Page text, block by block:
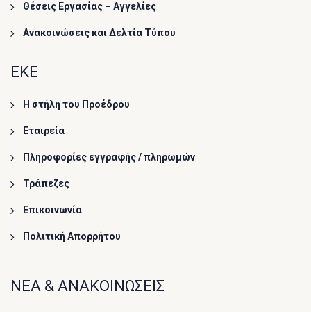
Θέσεις Εργασίας – Αγγελίες
Ανακοινώσεις και Δελτία Τύπου
ΕΚΕ
Η στήλη του Προέδρου
Εταιρεία
Πληροφορίες εγγραφής / πληρωμών
Τράπεζες
Επικοινωνία
Πολιτική Απορρήτου
ΝΕΑ & ΑΝΑΚΟΙΝΩΣΕΙΣ